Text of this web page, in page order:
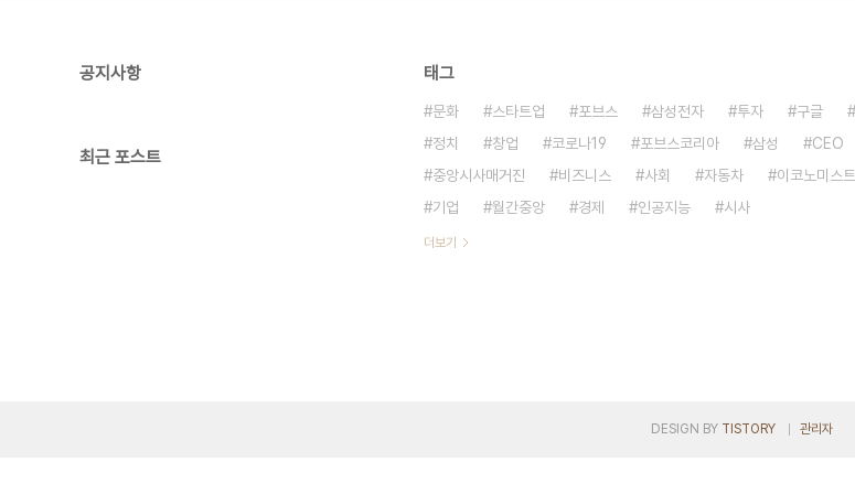
공지사항
최근 포스트
태그
문화 스타트업 포브스 삼성전자 투자 구글
정치
창업 코로나19 포브스코리아 삼성 CEO
중앙시사매거진
비즈니스 사회 자동차 이코노미스트
기업
월간중앙 경제 인공지능 시사
더보기
DESIGN BY TISTORY 관리자